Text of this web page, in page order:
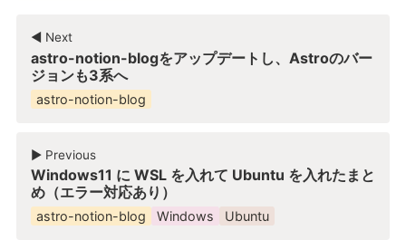
◀︎ Next
astro-notion-blogをアップデートし、Astroのバー
ジョンも3系へ
astro-notion-blog
▶︎ Previous
Windows11 に WSL を入れて Ubuntu を入れたまと
め（エラー対応あり）
astro-notion-blog Windows Ubuntu